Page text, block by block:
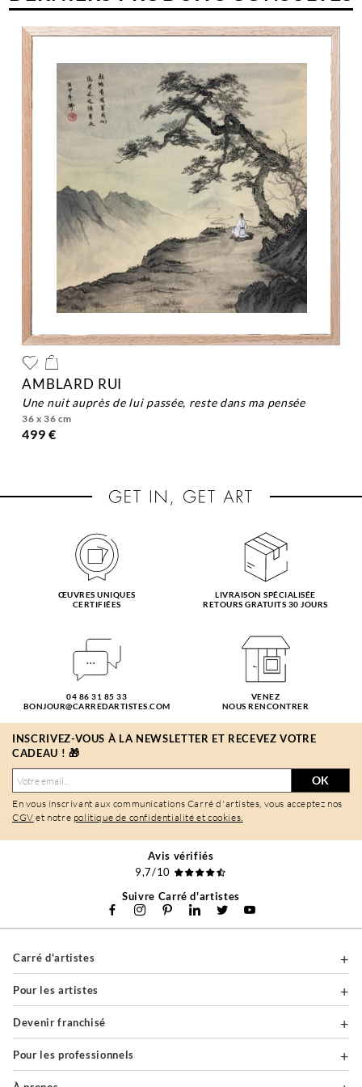
AMBLARD RUI
une nuit auprès de lui passée, reste dans ma pensée
36 x 36 cm
499 €
ŒUVRES UNIQUES
CERTIFIÉES
LIVRAISON SPÉCIALISÉE
RETOURS GRATUITS 30 JOURS
04 86 31 85 33
BONJOUR@CARREDARTISTES.COM
VENEZ
NOUS RENCONTRER
INSCRIVEZ-VOUS À LA NEWSLETTER ET RECEVEZ VOTRE
CADEAU ! 🎁
OK
En vous inscrivant aux communications Carré d'artistes, vous acceptez nos
CGV et notre politique de confidentialité et cookies.
Avis vérifiés
9,7/10
Suivre Carré d'artistes
Carré d'artistes
Pour les artistes
Devenir franchisé
Pour les professionnels